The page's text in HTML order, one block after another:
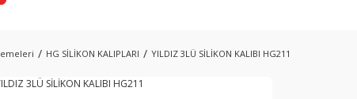
HG SİLİKON KALIPLARI YILDIZ 3LÜ SİLİKON KALIBI HG211